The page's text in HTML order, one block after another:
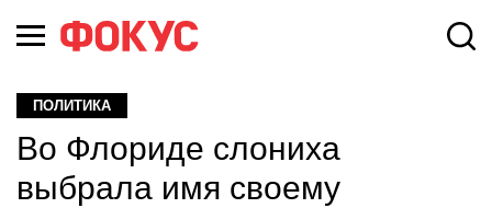
ПОЛИТИКА
Во Флориде слониха
выбрала имя своему